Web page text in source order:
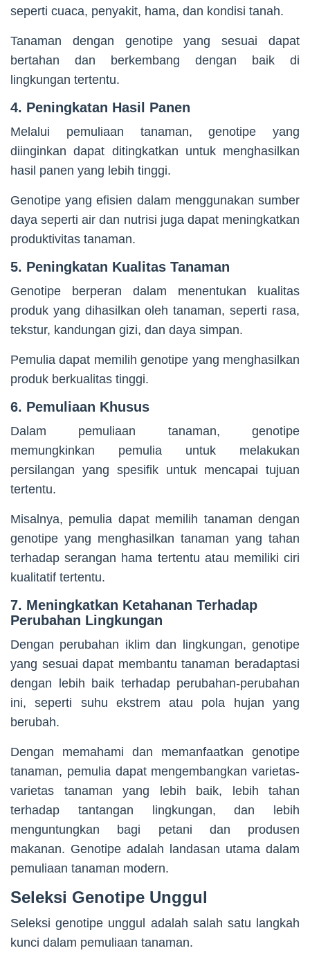
seperti cuaca, penyakit, hama, dan kondisi tanah.
Tanaman dengan genotipe yang sesuai dapat
bertahan dan berkembang dengan baik di
lingkungan tertentu.
4. Peningkatan Hasil Panen
Melalui pemuliaan tanaman, genotipe yang
diinginkan dapat ditingkatkan untuk menghasilkan
hasil panen yang lebih tinggi.
Genotipe yang efisien dalam menggunakan sumber
daya seperti air dan nutrisi juga dapat meningkatkan
produktivitas tanaman.
5. Peningkatan Kualitas Tanaman
Genotipe berperan dalam menentukan kualitas
produk yang dihasilkan oleh tanaman, seperti rasa,
tekstur, kandungan gizi, dan daya simpan.
Pemulia dapat memilih genotipe yang menghasilkan
produk berkualitas tinggi.
6. Pemuliaan Khusus
Dalam pemuliaan tanaman, genotipe
memungkinkan pemulia untuk melakukan
persilangan yang spesifik untuk mencapai tujuan
tertentu.
Misalnya, pemulia dapat memilih tanaman dengan
genotipe yang menghasilkan tanaman yang tahan
terhadap serangan hama tertentu atau memiliki ciri
kualitatif tertentu.
7. Meningkatkan Ketahanan Terhadap
Perubahan Lingkungan
Dengan perubahan iklim dan lingkungan, genotipe
yang sesuai dapat membantu tanaman beradaptasi
dengan lebih baik terhadap perubahan-perubahan
ini, seperti suhu ekstrem atau pola hujan yang
berubah.
Dengan memahami dan memanfaatkan genotipe
tanaman, pemulia dapat mengembangkan varietas-
varietas tanaman yang lebih baik, lebih tahan
terhadap tantangan lingkungan, dan lebih
menguntungkan bagi petani dan produsen
makanan. Genotipe adalah landasan utama dalam
pemuliaan tanaman modern.
Seleksi Genotipe Unggul
Seleksi genotipe unggul adalah salah satu langkah
kunci dalam pemuliaan tanaman.